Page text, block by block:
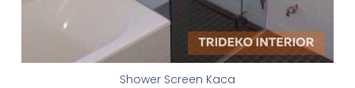
Shower Screen Kaca